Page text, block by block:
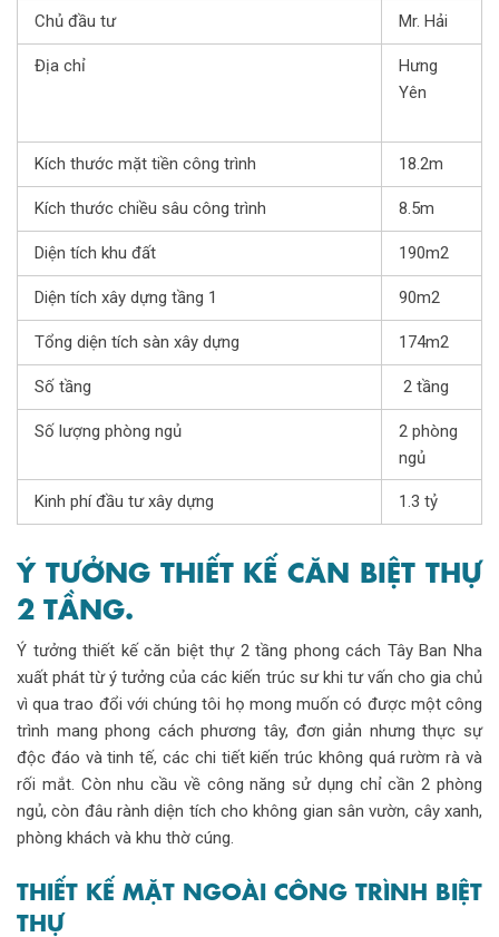
Chủ đầu tư Mr. Hải
Địa chỉ
Hưng
Yên
Kích thước mặt tiền công trình 18.2m
Kích thước chiều sâu công trình 8.5m
Diện tích khu đất 190m2
Diện tích xây dựng tầng 1 90m2
Tổng diện tích sàn xây dựng 174m2
Số tầng 2 tầng
Số lượng phòng ngủ
2 phòng
ngủ
Kinh phí đầu tư xây dựng 1.3 tỷ
Ý TƯỞNG THIẾT KẾ CĂN BIỆT THỰ
2 TẦNG.
Ý tưởng thiết kế căn biệt thự 2 tầng phong cách Tây Ban Nha
xuất phát từ ý tưởng của các kiến trúc sư khi tư vấn cho gia chủ
vì qua trao đổi với chúng tôi họ mong muốn có được một công
trình mang phong cách phương tây, đơn giản nhưng thực sự
độc đáo và tinh tế, các chi tiết kiến trúc không quá rườm rà và
rối mắt. Còn nhu cầu về công năng sử dụng chỉ cần 2 phòng
ngủ, còn đâu rành diện tích cho không gian sân vườn, cây xanh,
phòng khách và khu thờ cúng.
THIẾT KẾ MẶT NGOÀI CÔNG TRÌNH BIỆT
THỰ